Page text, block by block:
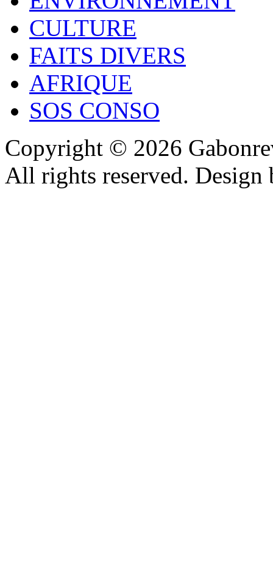
CULTURE
FAITS DIVERS
AFRIQUE
SOS CONSO
Copyright © 2026
All rights reserved.